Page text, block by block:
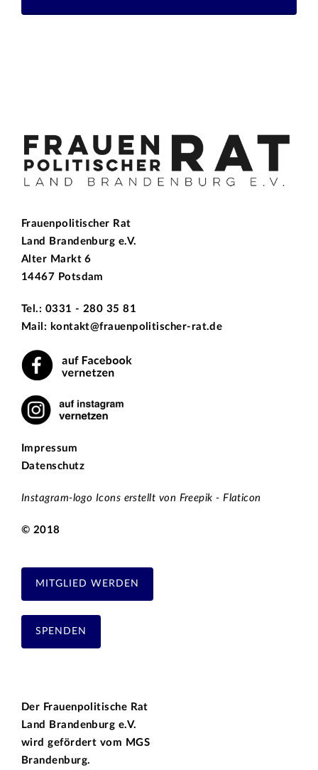
Frauenpolitischer Rat
Land Brandenburg e.V.
Alter Markt 6
14467 Potsdam
Tel.: 0331 - 280 35 81
Mail: kontakt@frauenpolitischer-rat.de
Impressum
Datenschutz
Instagram-logo Icons erstellt von Freepik - Flaticon
© 2018
MITGLIED WERDEN
SPENDEN
Der Frauenpolitische Rat
Land Brandenburg e.V.
wird gefördert vom MGS
Brandenburg.